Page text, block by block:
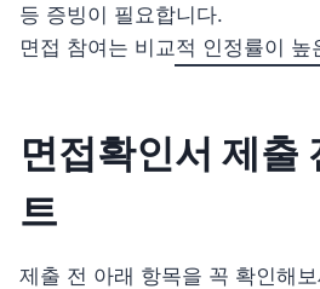
등 증빙이 필요합니다.
면접 참여는 비교적 인정률이 높
면접확인서 제출
트
제출 전 아래 항목을 꼭 확인해